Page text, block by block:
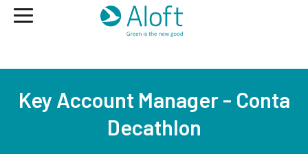
Key Account Manager - Conta
Decathlon